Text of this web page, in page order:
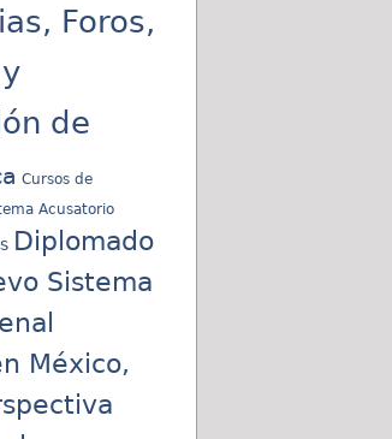
Foros,
de
Cursos de
Acusatorio
Diplomado
Sistema
México,